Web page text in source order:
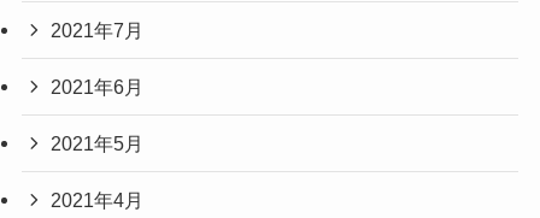
2021年7月
2021年6月
2021年5月
2021年4月